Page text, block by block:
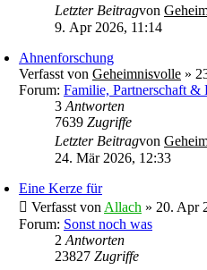
Letzter Beitragvon
9. Apr 2026, 11:14
Ahnenforschung
Verfasst von Geheimnisvolle »
Forum: Familie, Partnerschaft &
3 Antworten
7639 Zugriffe
Letzter Beitragvon
24. Mär 2026, 12:33
Eine Kerze für
Verfasst von Allach » 20. Apr
Forum: Sonst noch was
2 Antworten
23827 Zugriffe